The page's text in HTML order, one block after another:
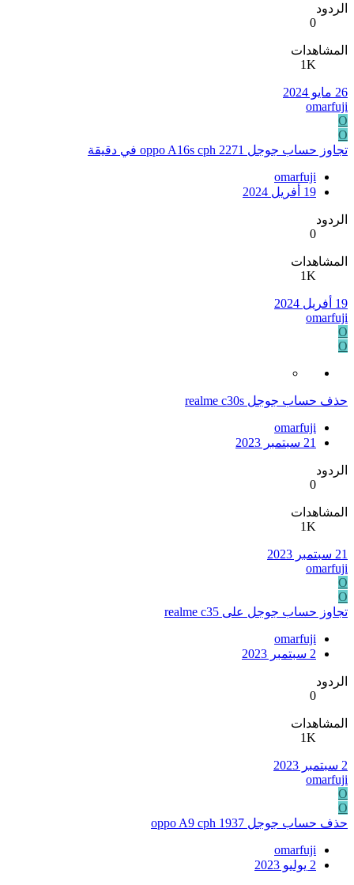
الردود
0
المشاهدات
1K
26 مايو 2024
omarfuji
O
O
تجاوز حساب جوجل oppo A16s cph 2271 في دقيقة
omarfuji
19 أفريل 2024
الردود
0
المشاهدات
1K
19 أفريل 2024
omarfuji
O
O
حذف حساب جوجل realme c30s
omarfuji
21 سبتمبر 2023
الردود
0
المشاهدات
1K
21 سبتمبر 2023
omarfuji
O
O
تجاوز حساب جوجل على realme c35
omarfuji
2 سبتمبر 2023
الردود
0
المشاهدات
1K
2 سبتمبر 2023
omarfuji
O
O
حذف حساب جوجل oppo A9 cph 1937
omarfuji
2 يوليو 2023